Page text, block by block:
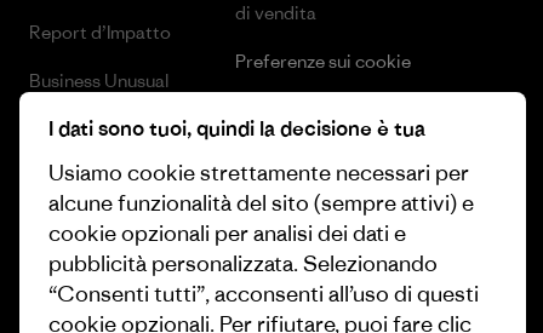
Report d’Impatto
Business Unusual
Obiettivi climatici
1% For The Planet
Come finanziamo
Buoni regalo
Trova un negozio
di vendita
Preferenze sui cookie
Industry program
Programma di affiliazione
Patagonia Italia Mappa del sito
I dati sono tuoi, quindi la decisione è tua
Usiamo cookie strettamente necessari per
alcune funzionalità del sito (sempre attivi) e
cookie opzionali per analisi dei dati e
pubblicità personalizzata. Selezionando
“Consenti tutti”, acconsenti all’uso di questi
cookie opzionali. Per rifiutare, puoi fare clic